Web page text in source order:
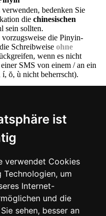
ist
verwendet Cookies
Technologien, um
Internet-
und die
sehen, besser an
bedenken Sie
die chinesischen
sein sollten.
die Pinyin-
Schreibweise ohne
wenn es nicht
SMS von einem / an ein
ŏ, ù nicht beherrscht).
für
konstruktive Kritik sind stets